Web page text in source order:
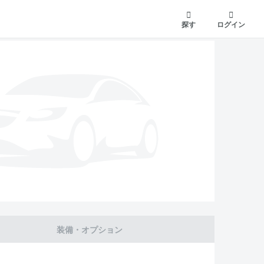
探す
ログイン
装備・オプション